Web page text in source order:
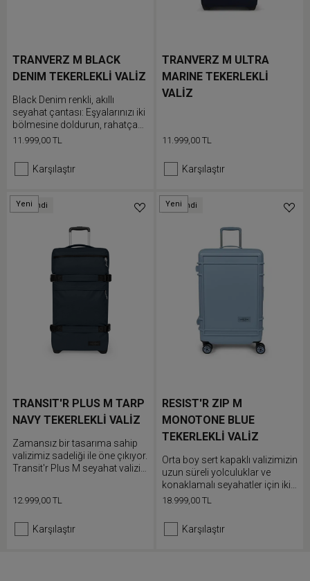
TRANVERZ M BLACK
DENIM TEKERLEKLİ VALİZ
Black Denim renkli, akıllı
seyahat çantası: Eşyalarınızı iki
bölmesine doldurun, rahatça
taşıyın ve kapağını tam açın
11.999,00 TL
Karşılaştır
TRANVERZ M ULTRA
MARINE TEKERLEKLİ
VALİZ
11.999,00 TL
Karşılaştır
Tükendi
Yeni
TRANSIT'R PLUS M TARP
NAVY TEKERLEKLİ VALİZ
Zamansız bir tasarıma sahip
valizimiz sadeliği ile öne çıkıyor.
Transit'r Plus M seyahat valizi
dayanıklı tekerlek tasarımına
12.999,00 TL
Karşılaştır
Tükendi
Yeni
RESIST'R ZIP M
MONOTONE BLUE
TEKERLEKLİ VALİZ
Orta boy sert kapaklı valizimizin
uzun süreli yolculuklar ve
konaklamalı seyahatler için iki
adet fermuarlı bölmesi bulunur.
yolculuklar için 360° tekerlek
sisteminin ve entegre TSA
18.999,00 TL
Karşılaştır